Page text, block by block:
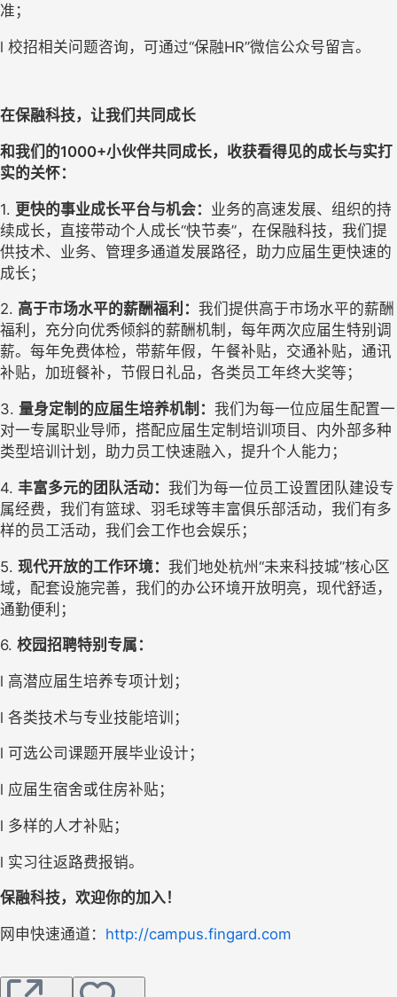
准 ；
l 校招相关问题咨询 ，可通过“保融HR”微信公众号留言。
在保融科技，让我们共同成长
和我们的1000+小伙伴共同成长，收获看得见的成长与实打
实的关怀：
1. 更快的事业成长平台与机会： 业务的高速发展、 组织的持
续成长， 直接带动个人成长“快节奏”，在保融科技 ， 我们提
供技术、业务、管理多通道发展路径， 助力应届生更快速的
成长；
2. 高于市场水平的薪酬福利： 我们提供高于市场水平的薪酬
福利，充分向优秀倾斜的薪酬机制 ，每年两次应届生特别调
薪。每年免费体检，带薪年假，午餐补贴，交通补贴，通讯
补贴，加班餐补，节假日礼品，各类员工年终大奖等；
3. 量身定制的应届生培养机制： 我们为每一位应届生配置一
对一专属职业导师， 搭配应届生定制培训项目、 内外部多种
类型培训计划，助力员工快速融入，提升个人能力；
4. 丰富多元的团队活动： 我们为每一位员工设置团队建设专
属经费，我们有篮球、羽毛球等丰富俱乐部活动， 我们有多
样的员工活动， 我们会工作也会娱乐；
5. 现代开放的工作环境： 我们地处杭州 “未来科技城”核心区
域， 配套设施完善， 我们的办公环境开放明亮，现代舒适，
通勤便利 ；
6. 校园招聘特别专属：
l 高潜应届生培养专项计划；
l 各类技术与专业技能培训；
l 可选公司课题开展毕业设计；
l 应届生宿舍或住房补贴；
l 多样的人才补贴；
l 实习往返路费报销。
保融科技，欢迎你的加入！
网申快速通道： http://campus.fingard.com